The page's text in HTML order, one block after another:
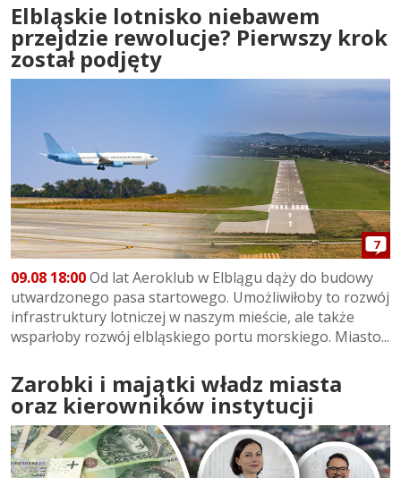
Elbląskie lotnisko niebawem
przejdzie rewolucje? Pierwszy krok
został podjęty
7
09.08 18:00Od lat Aeroklub w Elblągu dąży do budowy
utwardzonego pasa startowego. Umożliwiłoby to rozwój
infrastruktury lotniczej w naszym mieście, ale także
wsparłoby rozwój elbląskiego portu morskiego. Miasto...
Zarobki i majątki władz miasta
oraz kierowników instytucji